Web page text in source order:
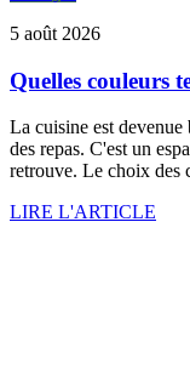
5 août 2026
Quelles couleurs
La cuisine est
des repas. C'est un
retrouve. Le choix des
LIRE L'ARTICLE